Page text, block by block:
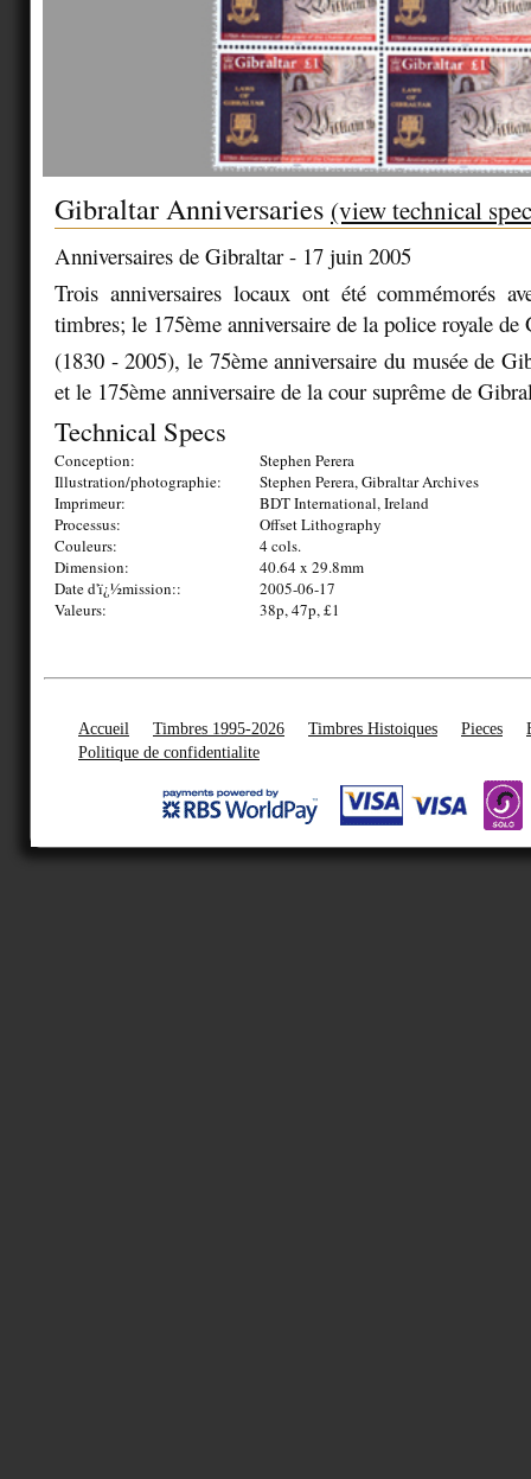
Gibraltar Anniversaries (view technical
Anniversaires de Gibraltar - 17 juin 2005
Trois anniversaires locaux ont été commémorés
timbres; le 175ème anniversaire de la police royale de
(1830 - 2005), le 75ème anniversaire du musée de
et le 175ème anniversaire de la cour suprême de
Technical Specs
Conception:
Stephen Perera
Illustration/photographie:
Stephen Perera, Gibraltar Archives
Imprimeur:
BDT International, Ireland
Processus:
Offset Lithography
Couleurs:
4 cols.
Dimension:
40.64 x 29.8mm
Date d'ï¿½mission::
2005-06-17
Valeurs:
38p, 47p, £1
Accueil Timbres 1995-2026 Timbres Histoiques Pieces
Politique de confidentialite